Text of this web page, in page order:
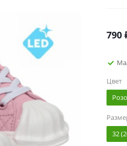
790
Цвет
32